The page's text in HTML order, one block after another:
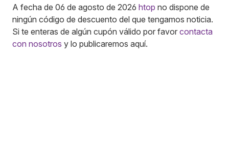
A fecha de 06 de agosto de 2026 htop no dispone de
ningún código de descuento del que tengamos noticia.
Si te enteras de algún cupón válido por favor contacta
con nosotros y lo publicaremos aquí.